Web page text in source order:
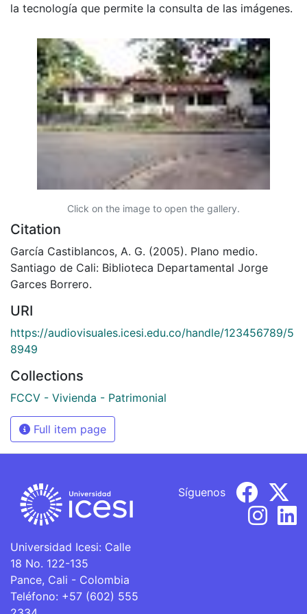
la tecnología que permite la consulta de las imágenes.
Click on the image to open the gallery.
Citation
García Castiblancos, A. G. (2005). Plano medio.
Santiago de Cali: Biblioteca Departamental Jorge
Garces Borrero.
URI
https://audiovisuales.icesi.edu.co/handle/123456789/5
8949
Collections
FCCV - Vivienda - Patrimonial
Full item page
Universidad Icesi: Calle
18 No. 122-135
Pance, Cali - Colombia
Teléfono: +57 (602) 555
Síguenos